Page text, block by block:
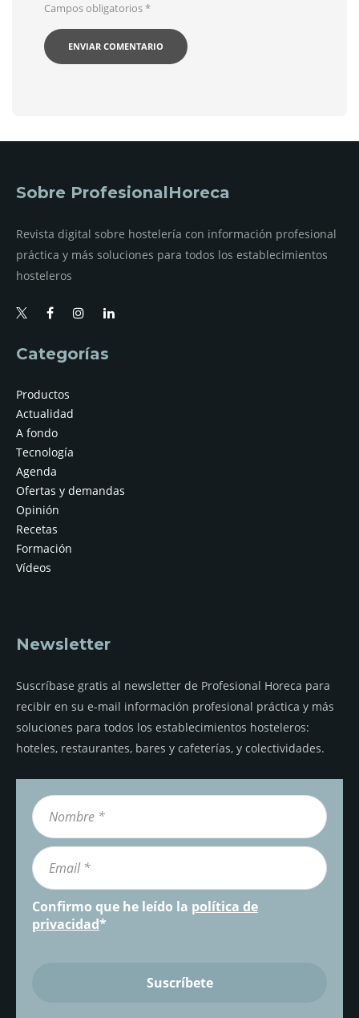
Campos obligatorios*
Sobre ProfesionalHoreca
Revista digital sobre hostelería con información profesional
práctica y más soluciones para todos los establecimientos
hosteleros
Categorías
Productos
Actualidad
A fondo
Tecnología
Agenda
Ofertas y demandas
Opinión
Recetas
Formación
Vídeos
Newsletter
Suscríbase gratis al newsletter de Profesional Horeca para
recibir en su e-mail información profesional práctica y más
soluciones para todos los establecimientos hosteleros:
hoteles, restaurantes, bares y cafeterías, y colectividades.
Confirmo que he leído la política de
privacidad*